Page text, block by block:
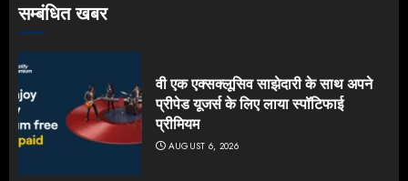
सम्बंधित खबर
वी एक एक्सक्लूसिव साझेदारी के साथ अपने
प्रीपेड यूजर्स के लिए लाया स्पॉटिफाई
प्रीमियम
AUGUST 6, 2026